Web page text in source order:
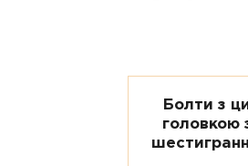
Болти з
головкою